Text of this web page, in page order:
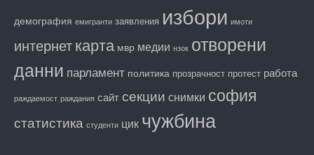
демография емигранти заявления избори имоти
интернет карта мвр медии нзок отворени
данни парламент политика прозрачност протест работа
раждаемост раждания сайт секции снимки софия
статистика студенти цик чужбина